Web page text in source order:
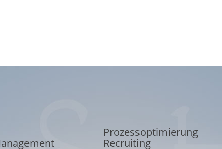
Prozessoptimierung
Recruiting